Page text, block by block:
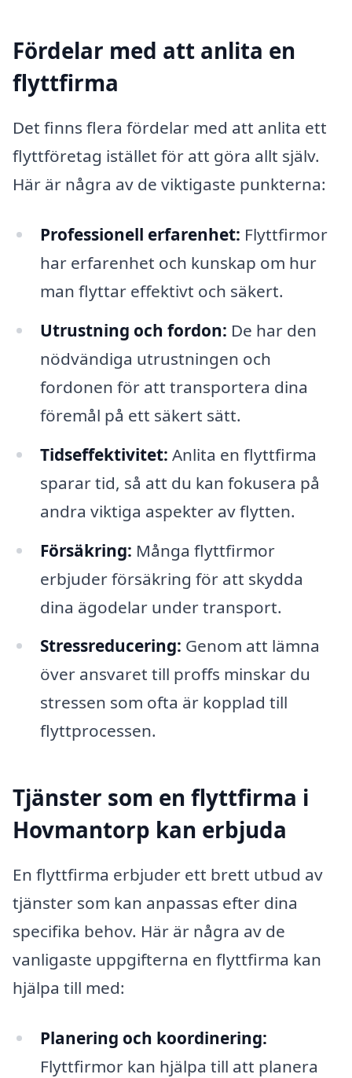
Fördelar med att anlita en
flyttfirma
Det finns flera fördelar med att anlita ett
flyttföretag istället för att göra allt själv.
Här är några av de viktigaste punkterna:
Professionell erfarenhet: Flyttfirmor
har erfarenhet och kunskap om hur
man flyttar effektivt och säkert.
Utrustning och fordon: De har den
nödvändiga utrustningen och
fordonen för att transportera dina
föremål på ett säkert sätt.
Tidseffektivitet: Anlita en flyttfirma
sparar tid, så att du kan fokusera på
andra viktiga aspekter av flytten.
Försäkring: Många flyttfirmor
erbjuder försäkring för att skydda
dina ägodelar under transport.
Stressreducering: Genom att lämna
över ansvaret till proffs minskar du
stressen som ofta är kopplad till
flyttprocessen.
Tjänster som en flyttfirma i
Hovmantorp kan erbjuda
En flyttfirma erbjuder ett brett utbud av
tjänster som kan anpassas efter dina
specifika behov. Här är några av de
vanligaste uppgifterna en flyttfirma kan
hjälpa till med:
Planering och koordinering:
Flyttfirmor kan hjälpa till att planera